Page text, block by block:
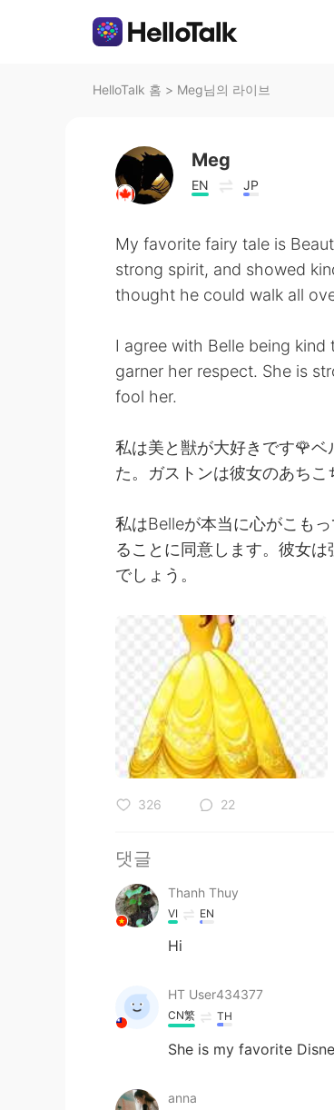
HelloTalk 홈 > Meg님의 라이브
Meg
EN JP
My favorite fairy tale is
strong spirit, and showed
thought he could walk all
I agree with Belle being
garner her respect. She is
fool her.
私は美と獣が大好きです🌹
た。ガストンは彼女のあちこ
私はBelleが本当に心がこも
ることに同意します。彼女
でしょう。
326 22
댓글
Thanh Thuy
VI EN
Hi
HT User434377
CN繁 TH
She is my favorite
anna